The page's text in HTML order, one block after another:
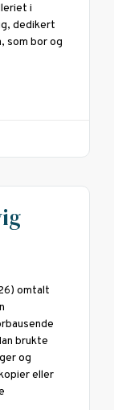
i
dedikert
som bor og
omtalt
brukte
og
eller